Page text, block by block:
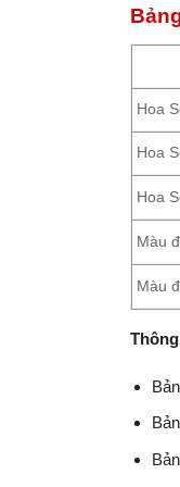
Hoa
Hoa
Hoa
Màu
Màu